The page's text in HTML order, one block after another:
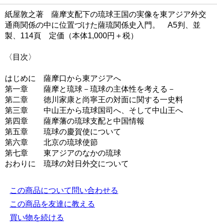
紙屋敦之著 薩摩支配下の琉球王国の実像を東アジア外交
通商関係の中に位置づけた薩琉関係史入門。 A5判、並
製、114頁 定価（本体1,000円＋税）
〈目次〉
はじめに 薩摩口から東アジアへ
第一章 薩摩と琉球－琉球の主体性を考える－
第二章 徳川家康と尚寧王の対面に関する一史料
第三章 中山王から琉球国司へ、そして中山王へ
第四章 薩摩藩の琉球支配と中国情報
第五章 琉球の慶賀使について
第六章 北京の琉球使節
第七章 東アジアのなかの琉球
おわりに 琉球の対日外交について
この商品について問い合わせる
この商品を友達に教える
買い物を続ける